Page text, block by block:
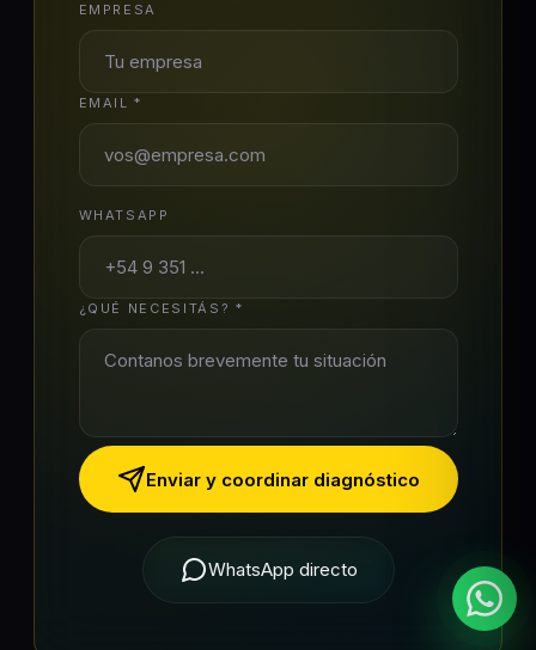
EMPRESA
EMAIL *
WHATSAPP
¿QUÉ NECESITÁS? *
Enviar y coordinar diagnóstico
WhatsApp directo